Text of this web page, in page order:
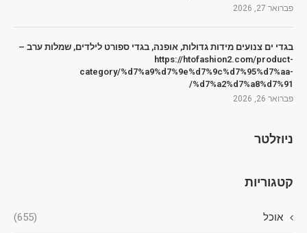
פברואר 27, 2026
בגדי ים צנועים מידות גדולות, אופנה, בגדי ספורט לילדים, שמלות ערב –
https://htofashion2.com/product-
category/%d7%a9%d7%9e%d7%9c%d7%95%d7%aa-
%d7%a2%d7%a8%d7%91/
פברואר 26, 2026
ניוזלטר
קטגוריות
אוכל (655)